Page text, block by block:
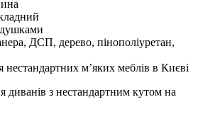
ДСП, дерево, пінополіуретан,
нестандартних м’яких меблів в Києві
диванів з нестандартним кутом на